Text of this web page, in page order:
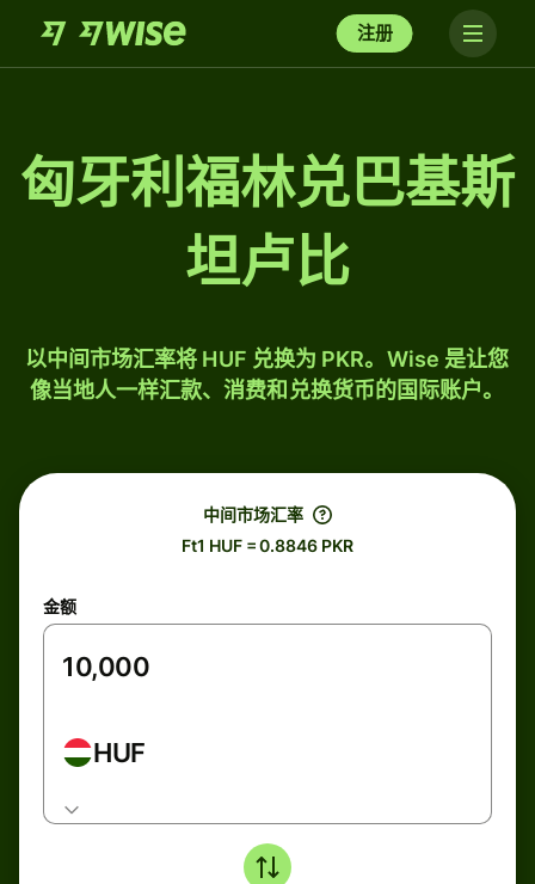
注册
匈牙利福林兑巴基斯
坦卢比
以中间市场汇率将 HUF 兑换为 PKR。Wise 是让您
像当地人一样汇款、消费和兑换货币的国际账户。
中间市场汇率
Ft1 HUF = 0.8846 PKR
金额
HUF